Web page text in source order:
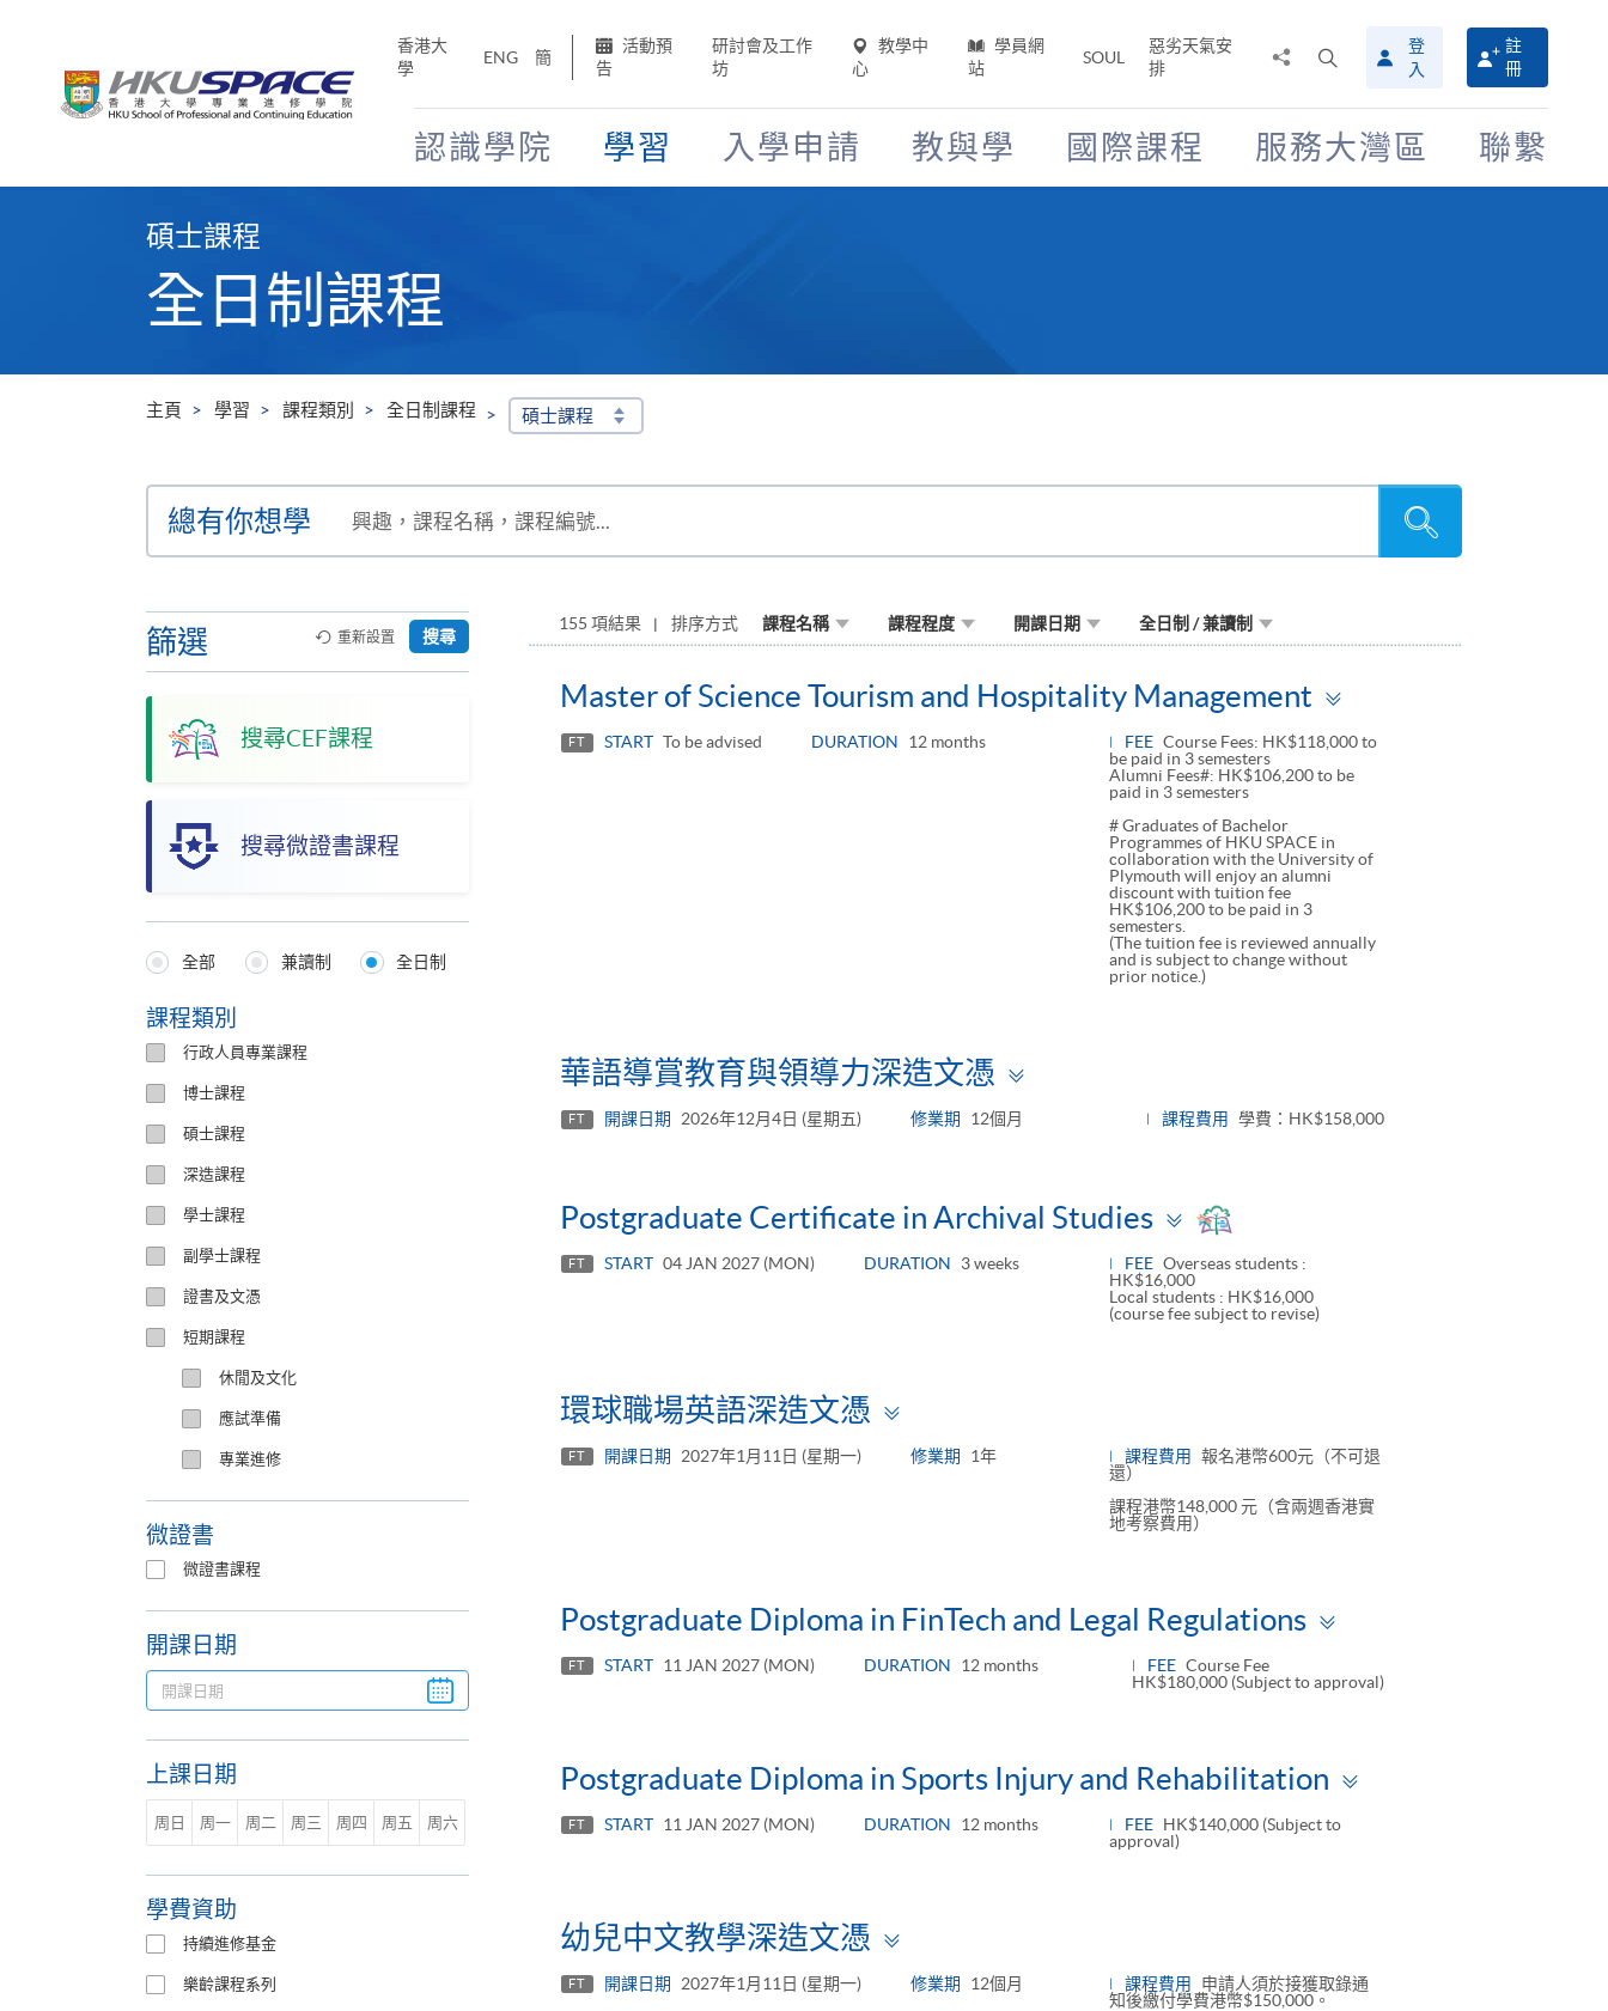
香港大
學
ENG 簡
活動預
告
研討會及工作
坊
教學中
心
學員網
站
SOUL
惡劣天氣安
排
搜
尋
介
面
登
入
註
冊
認識學院 學習 入學申請 教與學 國際課程 服務大灣區 聯繫
碩士課程
全日制課程
主頁 學習 課程類別 全日制課程 碩士課程
總有你想學 興趣，課程名稱，課程編號...
篩選
搜尋CEF課程
搜尋微證書課程
重新設置 搜尋
Programmes
Type
全部 兼讀制 全日制
課程類別
行政人員專業課程
博士課程
碩士課程
深造課程
學士課程
副學士課程
證書及文憑
短期課程
休閒及文化
應試準備
專業進修
微證書
微證書課程
開課日期
上課日期
周日 周一 周二 周三 周四 周五 周六
學費資助
持續進修基金
樂齡課程系列
155 項結果 排序方式 課程名稱 課程程度 開課日期 全日制 / 兼讀制
Master of Science Tourism and Hospitality Management
panel
FT START To be advised DURATION 12 months FEE Course Fees: HK$118,000 to
be paid in 3 semesters
Alumni Fees#: HK$106,200 to be
paid in 3 semesters
# Graduates of Bachelor
Programmes of HKU SPACE in
collaboration with the University of
Plymouth will enjoy an alumni
discount with tuition fee
HK$106,200 to be paid in 3
semesters.
(The tuition fee is reviewed annually
and is subject to change without
prior notice.)
華語導賞教育與領導力深造文憑
FT 開課日期 2026年12月4日 (星期五) 修業期 12個月 課程費用 學費：HK$158,000
Postgraduate Certificate in Archival Studies
Toggle
panel
FT START 04 JAN 2027 (MON) DURATION 3 weeks FEE Overseas students :
HK$16,000
Local students : HK$16,000
(course fee subject to revise)
環球職場英語深造文憑
panel
FT 開課日期 2027年1月11日 (星期一) 修業期 1年 課程費用
報名港幣600元（不可退
還）
課程港幣148,000 元（含兩週香港實
地考察費用）
Postgraduate Diploma in FinTech and Legal Regulations
FT START 11 JAN 2027 (MON) DURATION 12 months FEE Course Fee
HK$180,000 (Subject to approval)
Postgraduate Diploma in Sports Injury and Rehabilitation
FT START 11 JAN 2027 (MON) DURATION 12 months FEE HK$140,000 (Subject to
approval)
幼兒中文教學深造文憑
panel
FT 開課日期 2027年1月11日 (星期一) 修業期 12個月 課程費用
申請人須於接獲取錄通
知後繳付學費港幣$150,000。